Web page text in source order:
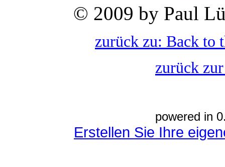
© 2009 by Paul
zurück zu: Back to
zurück
powered in
Erstellen Sie Ihre